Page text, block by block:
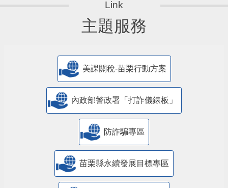
主題服務
美課關稅-苗栗行動方案
內政部警政署「打詐儀錶板」
防詐騙專區
苗栗縣永續發展目標專區